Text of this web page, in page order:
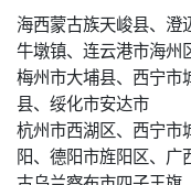
海西蒙古族天峻县、澄
牛墩镇、连云港市海州
梅州市大埔县、西宁市
县、绥化市安达市
杭州市西湖区、西宁市
阳、德阳市旌阳区、广